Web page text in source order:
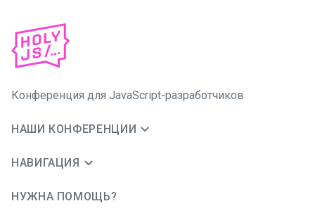
Конференция для JavaScript-разработчиков
НАШИ КОНФЕРЕНЦИИ
НАВИГАЦИЯ
НУЖНА ПОМОЩЬ?